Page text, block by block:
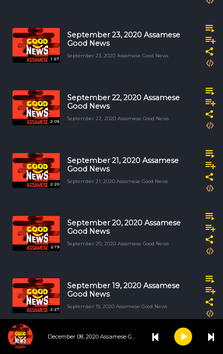
December 08, 2020 Assamese Good News
1:57
September 23, 2020 Assamese
Good News
September 23, 2020 Assamese Good News
2:05
September 22, 2020 Assamese
Good News
September 22, 2020 Assamese Good News
2:20
September 21, 2020 Assamese
Good News
September 21, 2020 Assamese Good News
2:19
September 20, 2020 Assamese
Good News
September 20, 2020 Assamese Good News
2:27
September 19, 2020 Assamese
Good News
September 19, 2020 Assamese Good News